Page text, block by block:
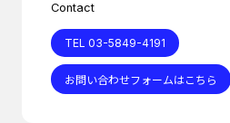
Contact
TEL 03-5849-4191
お問い合わせフォームはこちら